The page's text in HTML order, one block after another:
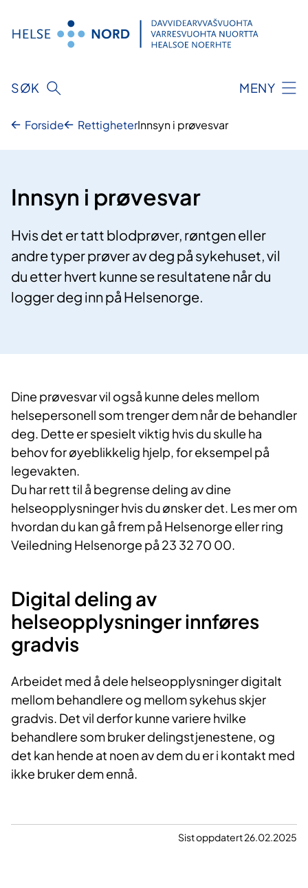
innhold
SØK MENY
Forside RettigheterInnsyn i prøvesvar
Innsyn i prøvesvar
Hvis det er tatt blodprøver, røntgen eller
andre typer prøver av deg på sykehuset, vil
du etter hvert kunne se resultatene når du
logger deg inn på Helsenorge.
Dine prøvesvar vil også kunne deles mellom
helsepersonell som trenger dem når de behandler
deg. Dette er spesielt viktig hvis du skulle ha
behov for øyeblikkelig hjelp, for eksempel på
legevakten.
Du har rett til å begrense deling av dine
helseopplysninger hvis du ønsker det. Les mer om
hvordan du kan gå frem på Helsenorge eller ring
Veiledning Helsenorge på 23 32 70 00.
Digital deling av
helseopplysninger innføres
gradvis
Arbeidet med å dele helseopplysninger digitalt
mellom behandlere og mellom sykehus skjer
gradvis. Det vil derfor kunne variere hvilke
behandlere som bruker delingstjenestene, og
det kan hende at noen av dem du er i kontakt med
ikke bruker dem ennå.
Sist oppdatert 26.02.2025